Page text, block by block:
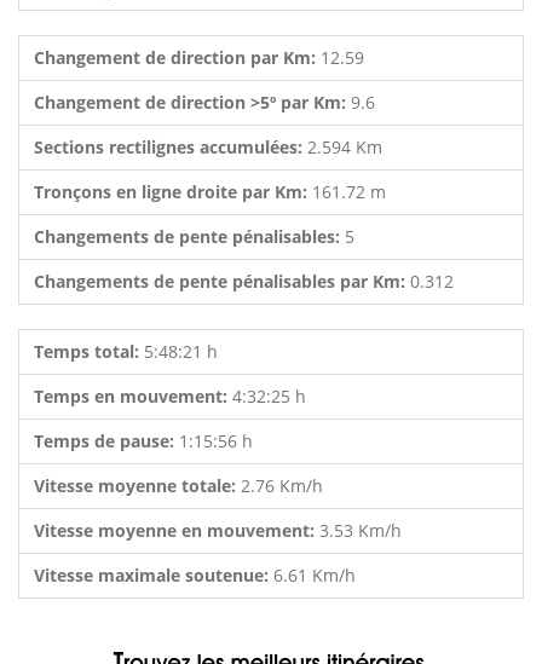
Changement de direction par Km: 12.59
Changement de direction >5º par Km: 9.6
Sections rectilignes accumulées: 2.594 Km
Tronçons en ligne droite par Km: 161.72 m
Changements de pente pénalisables: 5
Changements de pente pénalisables par Km: 0.312
Temps total: 5:48:21 h
Temps en mouvement: 4:32:25 h
Temps de pause: 1:15:56 h
Vitesse moyenne totale: 2.76 Km/h
Vitesse moyenne en mouvement: 3.53 Km/h
Vitesse maximale soutenue: 6.61 Km/h